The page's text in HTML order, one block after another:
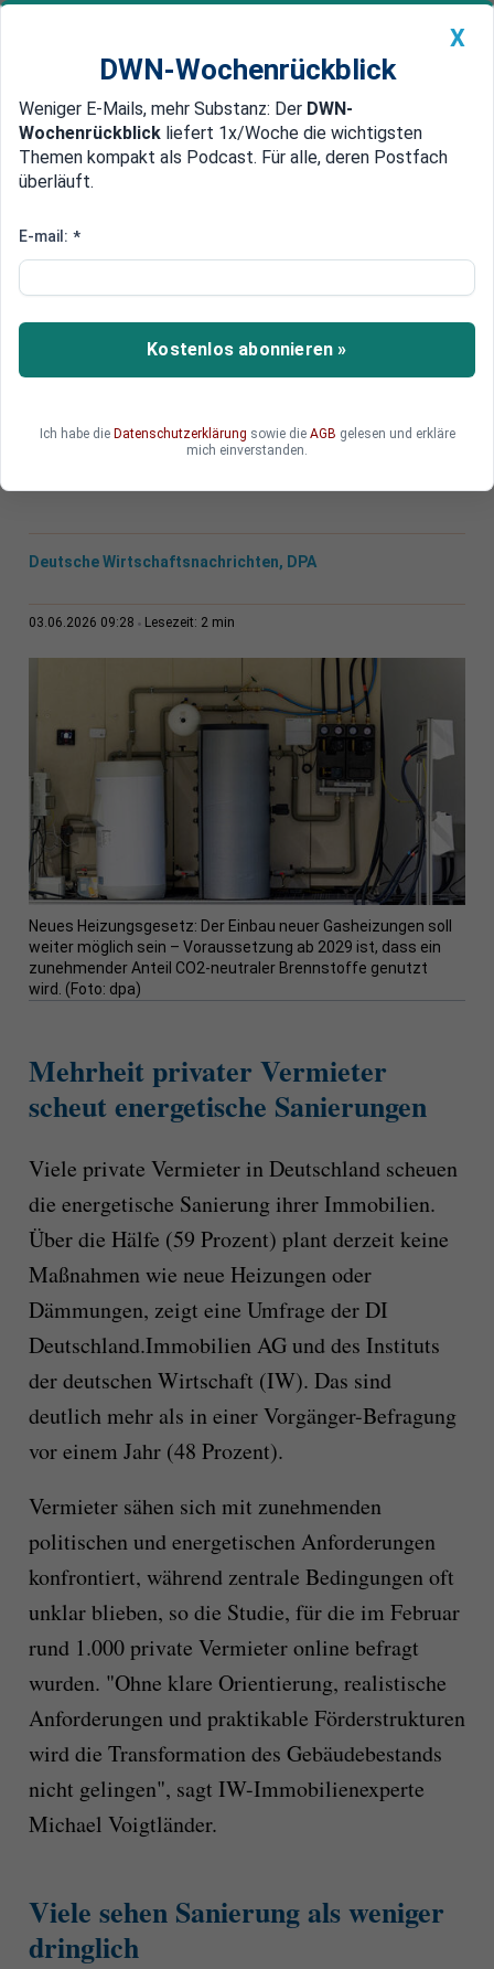
Newsticker MEIN DWN: Geldanlage Premium
Edelmetalle DWN-Magazin China
Heizungsgesetz: Mehrheit
energetische Sanierungen
Heizung, Dämmung, Fenster: Die Modernisierung
des Immobilienbestands in Deutschland ist ein
Doch private Vermieter schrecken vor
Sanierungen zurück, aus mehreren Gründen.
Deutsche Wirtschaftsnachrichten, DPA
03.06.2026 09:28 Lesezeit: 2 min
Neues Heizungsgesetz: Der Einbau neuer Gasheizungen soll
weiter möglich sein – Voraussetzung ab 2029 ist, dass ein
zunehmender Anteil CO2-neutraler Brennstoffe genutzt
wird. (Foto: dpa)
Mehrheit privater Vermieter
scheut energetische Sanierungen
Viele private Vermieter in Deutschland scheuen
die energetische Sanierung ihrer Immobilien.
Über die Hälfe (59 Prozent) plant derzeit keine
Maßnahmen wie neue Heizungen oder
Dämmungen, zeigt eine Umfrage der DI
Deutschland.Immobilien AG und des Instituts
der deutschen Wirtschaft (IW). Das sind
deutlich mehr als in einer Vorgänger-Befragung
vor einem Jahr (48 Prozent).
Vermieter sähen sich mit zunehmenden
politischen und energetischen Anforderungen
konfrontiert, während zentrale Bedingungen oft
unklar blieben, so die Studie, für die im Februar
rund 1.000 private Vermieter online befragt
wurden. "Ohne klare Orientierung, realistische
Anforderungen und praktikable Förderstrukturen
wird die Transformation des Gebäudebestands
nicht gelingen", sagt IW-Immobilienexperte
Michael Voigtländer.
Viele sehen Sanierung als weniger
dringlich
X
DWN-Wochenrückblick
Weniger E-Mails, mehr Substanz: Der DWN-
Wochenrückblick liefert 1x/Woche die wichtigsten
Themen kompakt als Podcast. Für alle, deren Postfach
überläuft.
E-mail: *
Kostenlos abonnieren »
Ich habe die Datenschutzerklärung sowie die AGB gelesen und erkläre
mich einverstanden.